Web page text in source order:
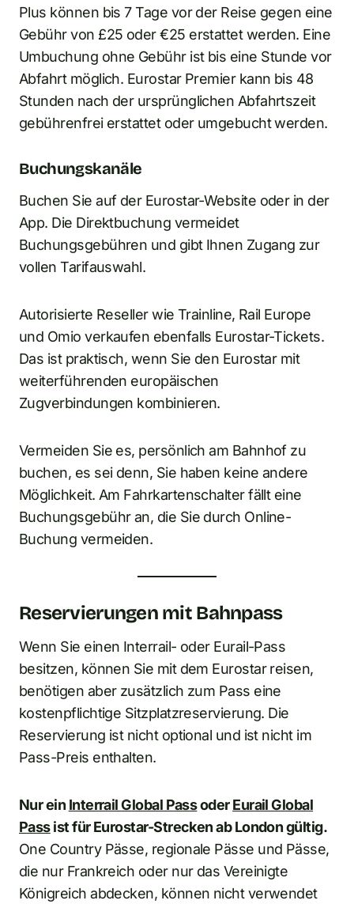
Plus können bis 7 Tage vor der Reise gegen eine
Gebühr von £25 oder €25 erstattet werden. Eine
Umbuchung ohne Gebühr ist bis eine Stunde vor
Abfahrt möglich. Eurostar Premier kann bis 48
Stunden nach der ursprünglichen Abfahrtszeit
gebührenfrei erstattet oder umgebucht werden.
Buchungskanäle
Buchen Sie auf der Eurostar-Website oder in der
App. Die Direktbuchung vermeidet
Buchungsgebühren und gibt Ihnen Zugang zur
vollen Tarifauswahl.
Autorisierte Reseller wie Trainline, Rail Europe
und Omio verkaufen ebenfalls Eurostar-Tickets.
Das ist praktisch, wenn Sie den Eurostar mit
weiterführenden europäischen
Zugverbindungen kombinieren.
Vermeiden Sie es, persönlich am Bahnhof zu
buchen, es sei denn, Sie haben keine andere
Möglichkeit. Am Fahrkartenschalter fällt eine
Buchungsgebühr an, die Sie durch Online-
Buchung vermeiden.
Reservierungen mit Bahnpass
Wenn Sie einen Interrail- oder Eurail-Pass
besitzen, können Sie mit dem Eurostar reisen,
benötigen aber zusätzlich zum Pass eine
kostenpflichtige Sitzplatzreservierung. Die
Reservierung ist nicht optional und ist nicht im
Pass-Preis enthalten.
Nur ein Interrail Global PassoderEurail Global
Passist für Eurostar-Strecken ab London gültig.
One Country Pässe, regionale Pässe und Pässe,
die nur Frankreich oder nur das Vereinigte
Königreich abdecken, können nicht verwendet